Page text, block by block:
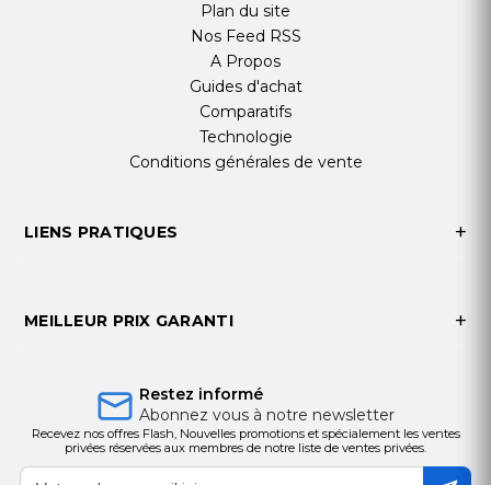
Plan du site
Nos Feed RSS
A Propos
Guides d'achat
Comparatifs
Technologie
Conditions générales de vente
LIENS PRATIQUES
MEILLEUR PRIX GARANTI
Restez informé
Abonnez vous à notre newsletter
Recevez nos offres Flash, Nouvelles promotions et spécialement les ventes
privées réservées aux membres de notre liste de ventes privées.